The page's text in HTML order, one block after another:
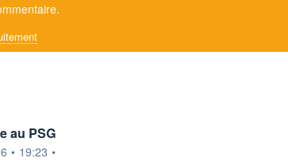
au PSG
• 19:23 •